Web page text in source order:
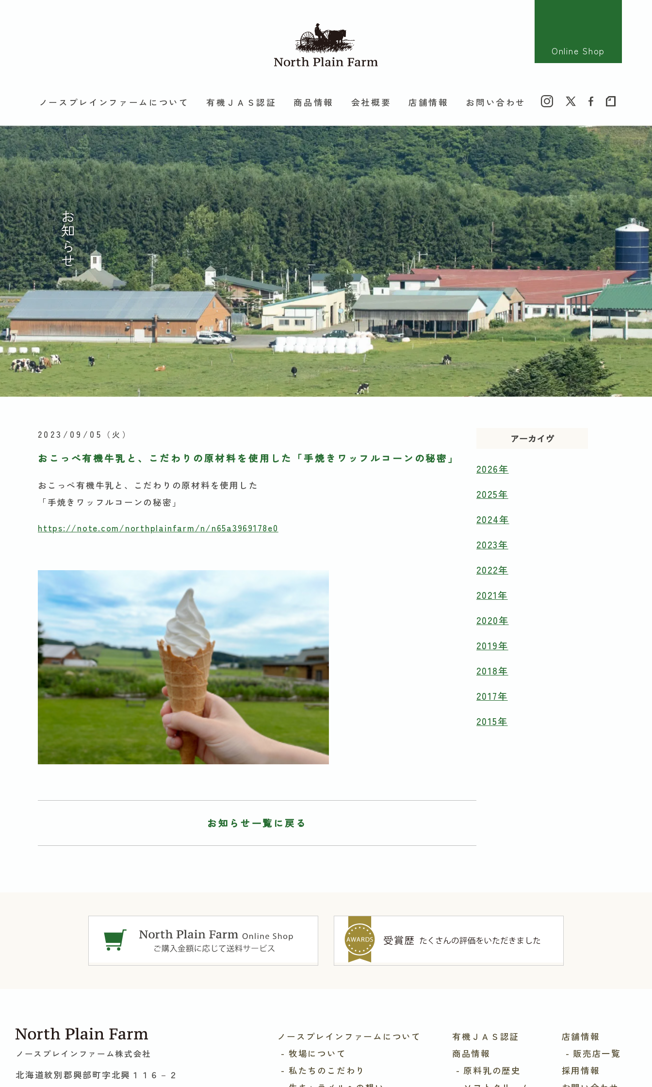
Online Shop
ノースプレインファームについて 有機ＪＡＳ認証 商品情報 会社概要 店舗情報 お問い合わせ
お知らせ
2023/09/05 （火）
おこっぺ有機牛乳と、こだわりの原材料を使用した「手焼きワッフルコーンの秘密」
おこっぺ有機牛乳と、こだわりの原材料を使用した
「手焼きワッフルコーンの秘密」
https://note.com/northplainfarm/n/n65a3969178e0
お知らせ一覧に戻る
アーカイヴ
2026年
2025年
2024年
2023年
2022年
2021年
2020年
2019年
2018年
2017年
2015年
ノースプレインファーム株式会社
北海道紋別郡興部町字北興１１６－２
ノースプレインファームについて
- 牧場について
- 私たちのこだわり
有機ＪＡＳ認証
商品情報
- 原料乳の歴史
店舗情報
- 販売店一覧
採用情報